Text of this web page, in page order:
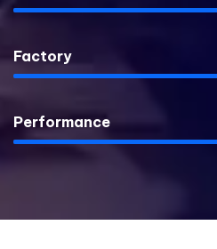
Factory
Performance